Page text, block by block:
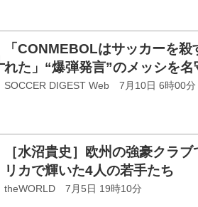
「CONMEBOLはサッカーを
れた」“爆弾発言”のメッシを名
SOCCER DIGEST Web 7月10日 6時00分
［水沼貴史］欧州の強豪クラ
リカで輝いた4人の若手たち
theWORLD 7月5日 19時10分